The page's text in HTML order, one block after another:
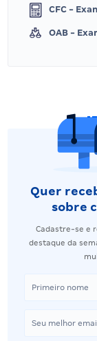
CFC -
OAB -
Quer
sobre
Cadastre-se e
destaque da